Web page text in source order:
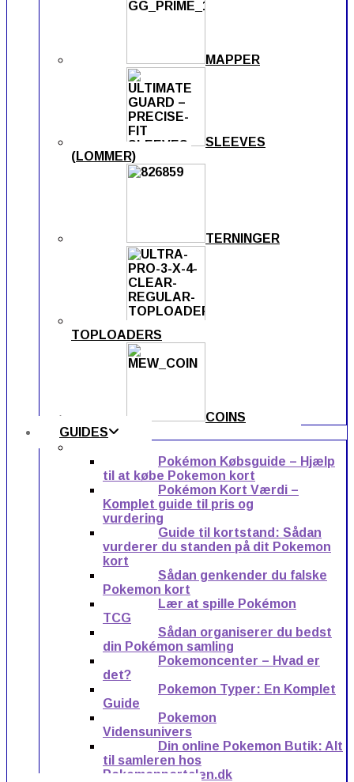
MAPPER
SLEEVES
(LOMMER)
TERNINGER
TOPLOADERS
COINS
GUIDES
Pokémon Købsguide – Hjælp
til at købe Pokemon kort
Pokémon Kort Værdi –
Komplet guide til pris og
vurdering
Guide til kortstand: Sådan
vurderer du standen på dit Pokemon
kort
Sådan genkender du falske
Pokemon kort
Lær at spille Pokémon
TCG
Sådan organiserer du bedst
din Pokémon samling
Pokemoncenter – Hvad er
det?
Pokemon Typer: En Komplet
Guide
Pokemon
Vidensunivers
Din online Pokemon Butik: Alt
til samleren hos
Pokemonportalen.dk